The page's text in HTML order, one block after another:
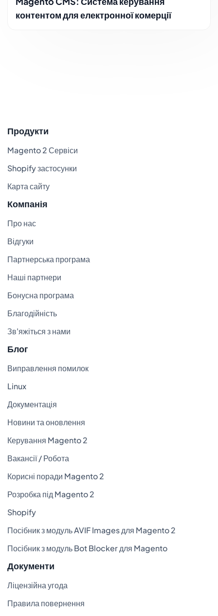
контентом для електронної комерції
Продукти
Magento 2 Сервіси
Shopify застосунки
Карта сайту
Компанія
Про нас
Відгуки
Партнерська програма
Наші партнери
Бонусна програма
Благодійність
Зв'яжіться з нами
Блог
Виправлення помилок
Linux
Документація
Новини та оновлення
Керування Magento 2
Вакансії / Робота
Корисні поради Magento 2
Розробка під Magento 2
Shopify
Посібник з модуль AVIF Images для Magento 2
Посібник з модуль Bot Blocker для Magento
Документи
Ліцензійна угода
Правила повернення